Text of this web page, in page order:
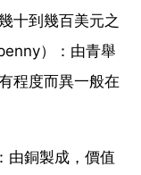
十到幾百美元之
）：由青舉
程度而異一般在
由銅製成，價值